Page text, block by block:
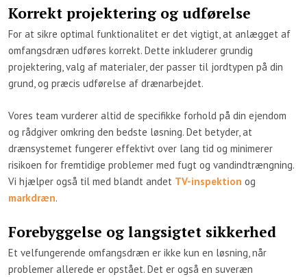
Korrekt projektering og udførelse
​For at sikre optimal funktionalitet er det vigtigt, at anlægget af
omfangsdræn udføres korrekt. Dette inkluderer grundig
projektering, valg af materialer, der passer til jordtypen på din
grund, og præcis udførelse af drænarbejdet.
Vores team vurderer altid de specifikke forhold på din ejendom
og rådgiver omkring den bedste løsning. Det betyder, at
drænsystemet fungerer effektivt over lang tid og minimerer
risikoen for fremtidige problemer med fugt og vandindtrængning.
Vi hjælper også til med blandt andet TV-inspektion og
markdræn.
Forebyggelse og langsigtet sikkerhed
​Et velfungerende omfangsdræn er ikke kun en løsning, når
problemer allerede er opstået. Det er også en suveræn